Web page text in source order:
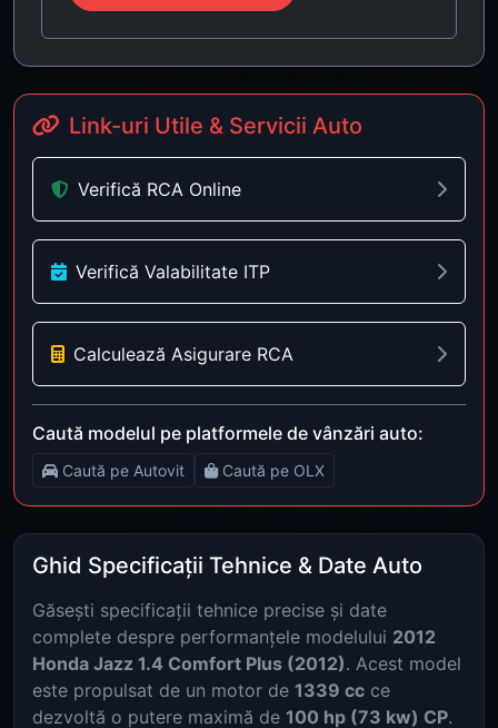
Link-uri Utile & Servicii Auto
Verifică RCA Online
Verifică Valabilitate ITP
Calculează Asigurare RCA
Caută modelul pe platformele de vânzări auto:
Caută pe Autovit Caută pe OLX
Ghid Specificații Tehnice & Date Auto
Găsești specificații tehnice precise și date
complete despre performanțele modelului 2012
Honda Jazz 1.4 Comfort Plus (2012). Acest model
este propulsat de un motor de 1339 cc ce
dezvoltă o putere maximă de 100 hp (73 kw) CP.